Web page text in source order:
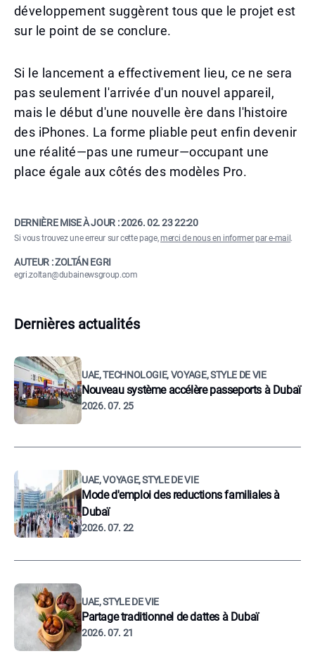
développement suggèrent tous que le projet est
sur le point de se conclure.
Si le lancement a effectivement lieu, ce ne sera
pas seulement l'arrivée d'un nouvel appareil,
mais le début d'une nouvelle ère dans l'histoire
des iPhones. La forme pliable peut enfin devenir
une réalité—pas une rumeur—occupant une
place égale aux côtés des modèles Pro.
DERNIÈRE MISE À JOUR :2026. 02. 23 22:20
Si vous trouvez une erreur sur cette page,merci de nous en informer par e-mail .
AUTEUR : ZOLTÁN EGRI
egri.zoltan@dubainewsgroup.com
Dernières actualités
UAE, TECHNOLOGIE, VOYAGE, STYLE DE VIE
Nouveau système accélère passeports à Dubaï
2026. 07. 25
UAE, VOYAGE, STYLE DE VIE
Mode d'emploi des reductions familiales à
Dubaï
2026. 07. 22
UAE, STYLE DE VIE
Partage traditionnel de dattes à Dubaï
2026. 07. 21